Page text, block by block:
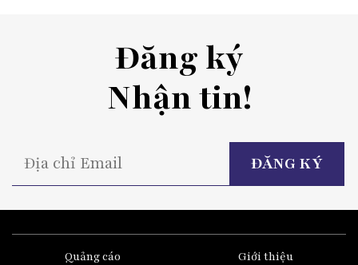
Đăng ký
Nhận tin!
Quảng cáo Giới thiệu